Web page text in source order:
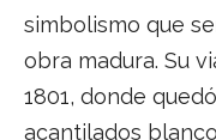
simbolismo que
obra madura. Su
1801, donde
acantilados